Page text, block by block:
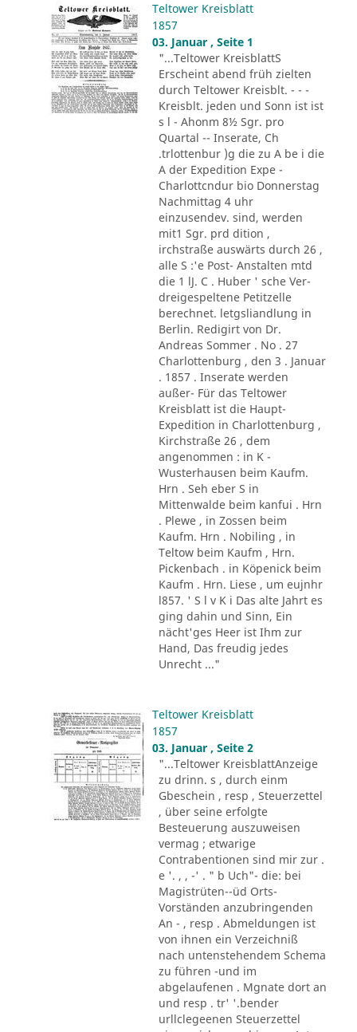
Teltower Kreisblatt
1857
03. Januar , Seite 1
"...Teltower KreisblattS
Erscheint abend früh zielten
durch Teltower Kreisblt. - - -
Kreisblt. jeden und Sonn ist ist
s l - Ahonm 8½ Sgr. pro
Quartal -- Inserate, Ch
.trlottenbur )g die zu A be i die
A der Expedition Expe -
Charlottcndur bio Donnerstag
Nachmittag 4 uhr
einzusendev. sind, werden
mit1 Sgr. prd dition ,
irchstraße auswärts durch 26 ,
alle S :'e Post- Anstalten mtd
die 1 lJ. C . Huber ' sche Ver-
dreigespeltene Petitzelle
berechnet. letgsliandlung in
Berlin. Redigirt von Dr.
Andreas Sommer . No . 27
Charlottenburg , den 3 . Januar
. 1857 . Inserate werden
außer- Für das Teltower
Kreisblatt ist die Haupt-
Expedition in Charlottenburg ,
Kirchstraße 26 , dem
angenommen : in K -
Wusterhausen beim Kaufm.
Hrn . Seh eber S in
Mittenwalde beim kanfui . Hrn
. Plewe , in Zossen beim
Kaufm. Hrn . Nobiling , in
Teltow beim Kaufm , Hrn.
Pickenbach . in Köpenick beim
Kaufm . Hrn. Liese , um eujnhr
l857. ' S l v K i Das alte Jahrt es
ging dahin und Sinn, Ein
nächt'ges Heer ist Ihm zur
Hand, Das freudig jedes
Unrecht ..."
Teltower Kreisblatt
1857
03. Januar , Seite 2
"...Teltower KreisblattAnzeige
zu drinn. s , durch einm
Gbeschein , resp , Steuerzettel
, über seine erfolgte
Besteuerung auszuweisen
vermag ; etwarige
Contrabentionen sind mir zur .
e '. , , -' . " b Uch"- die: bei
Magistrüten--üd Orts-
Vorständen anzubringenden
An - , resp . Abmeldungen ist
von ihnen ein Verzeichniß
nach untenstehendem Schema
zu führen -und im
abgelaufenen . Mgnate dort an
und resp . tr' '.bender
urllclegeenen Steuerzettel